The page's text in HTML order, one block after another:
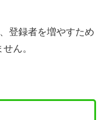
登録者を増やすため
ん。